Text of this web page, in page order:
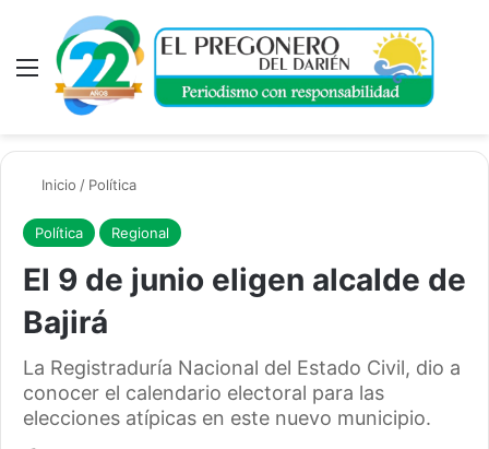
Menú
Inicio / Política
Política Regional
El 9 de junio eligen alcalde de
Bajirá
La Registraduría Nacional del Estado Civil, dio a
conocer el calendario electoral para las
elecciones atípicas en este nuevo municipio.